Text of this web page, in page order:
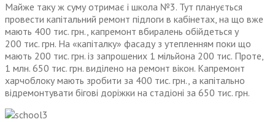
Майже таку ж суму отримає і школа №3. Тут планується
провести капітальний ремонт підлоги в кабінетах, на що вже
мають 400 тис. грн., капремонт вбиралень обійдеться у
200 тис. грн. На «капіталку» фасаду з утепленням поки що
мають 200 тис. грн. із запрошених 1 мільйона 200 тис. Проте,
1 млн. 650 тис. грн. виділено на ремонт вікон. Капремонт
харчоблоку мають зробити за 400 тис. грн., а капітально
відремонтувати бігові доріжки на стадіоні за 650 тис. грн.